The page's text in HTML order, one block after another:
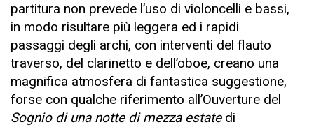
partitura non prevede l’uso di violoncelli e bassi,
in modo risultare più leggera ed i rapidi
passaggi degli archi, con interventi del flauto
traverso, del clarinetto e dell’oboe, creano una
magnifica atmosfera di fantastica suggestione,
forse con qualche riferimento all’Ouverture del
Sognio di una notte di mezza estatedi